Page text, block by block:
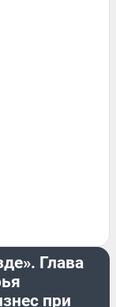
Глава
при